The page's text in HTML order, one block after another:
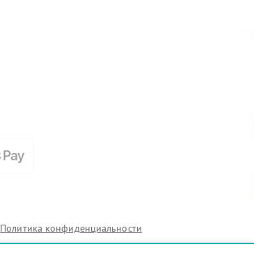
Политика конфиденциальности